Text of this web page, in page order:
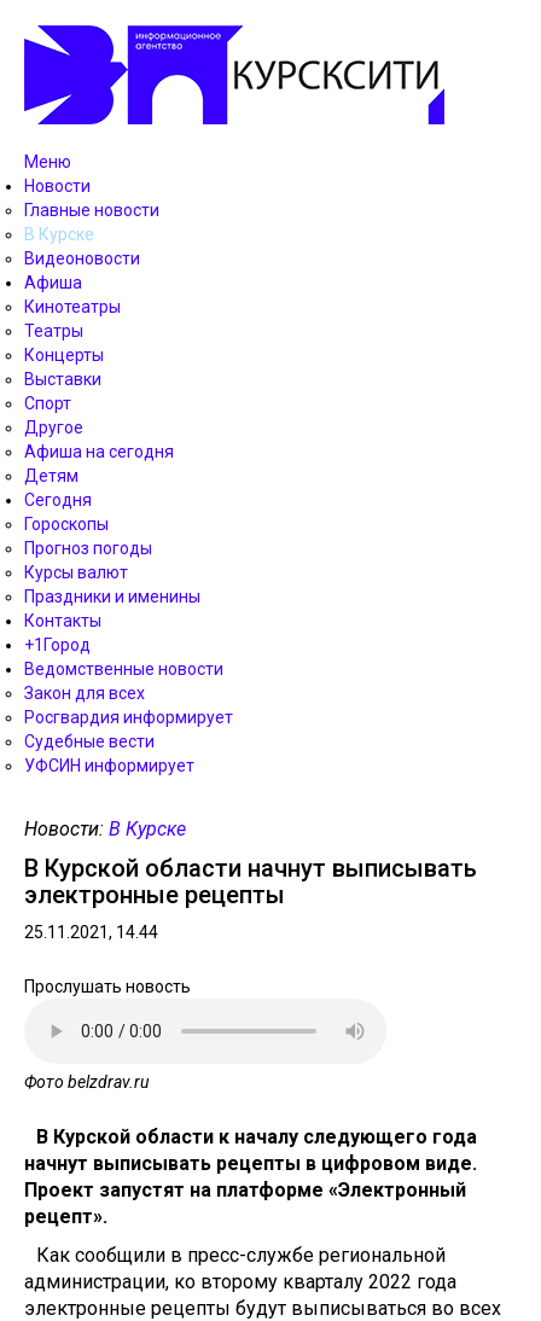
Меню
Новости
Главные новости
В Курске
Видеоновости
Афиша
Кинотеатры
Театры
Концерты
Выставки
Спорт
Другое
Афиша на сегодня
Детям
Сегодня
Гороскопы
Прогноз погоды
Курсы валют
Праздники и именины
Контакты
+1Город
Ведомственные новости
Закон для всех
Росгвардия информирует
Судебные вести
УФСИН информирует
Новости: В Курске
В Курской области начнут выписывать
электронные рецепты
25.11.2021, 14.44
Прослушать новость
Фото belzdrav.ru
В Курской области к началу следующего года
начнут выписывать рецепты в цифровом виде.
Проект запустят на платформе «Электронный
рецепт».
Как сообщили в пресс-службе региональной
администрации, ко второму кварталу 2022 года
электронные рецепты будут выписываться во всех